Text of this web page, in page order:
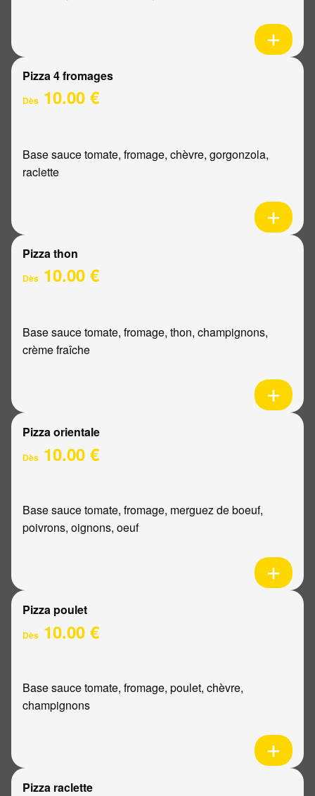
Pizza 4 fromages
Dès 10.00 €
Base sauce tomate, fromage, chèvre, gorgonzola,
raclette
Pizza thon
Dès 10.00 €
Base sauce tomate, fromage, thon, champignons,
crème fraîche
Pizza orientale
Dès 10.00 €
Base sauce tomate, fromage, merguez de boeuf,
poivrons, oignons, oeuf
Pizza poulet
Dès 10.00 €
Base sauce tomate, fromage, poulet, chèvre,
champignons
Pizza raclette